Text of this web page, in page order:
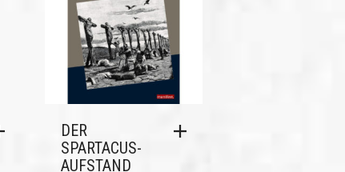
DER
SPARTACUS-
AUFSTAND